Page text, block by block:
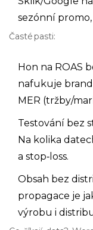
sezónní
Časté pasti:
Hon na ROAS
nafukuje
MER (tržby/
Testování bez
Na kolika
a stop‑loss.
Obsah bez
propagace je
výrobu i